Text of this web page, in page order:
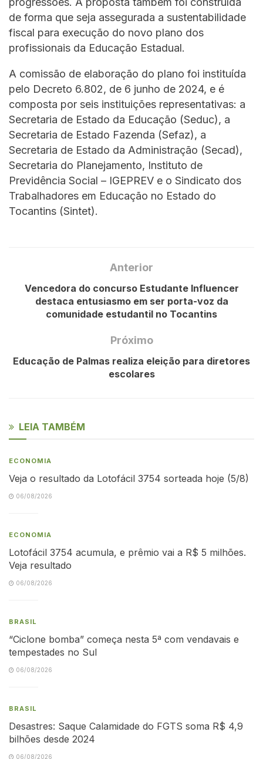
de forma que seja assegurada a sustentabilidade
fiscal para execução do novo plano dos
profissionais da Educação Estadual.
A comissão de elaboração do plano foi instituída
pelo Decreto 6.802, de 6 junho de 2024, e é
composta por seis instituições representativas: a
Secretaria de Estado da Educação (Seduc), a
Secretaria de Estado Fazenda (Sefaz), a
Secretaria de Estado da Administração (Secad),
Secretaria do Planejamento, Instituto de
Previdência Social – IGEPREV e o Sindicato dos
Trabalhadores em Educação no Estado do
Tocantins (Sintet).
Anterior
Vencedora do concurso Estudante Influencer
destaca entusiasmo em ser porta-voz da
comunidade estudantil no Tocantins
Próximo
Educação de Palmas realiza eleição para diretores
escolares
LEIA TAMBÉM
ECONOMIA
Veja o resultado da Lotofácil 3754 sorteada hoje (5/8)
06/08/2026
ECONOMIA
Lotofácil 3754 acumula, e prêmio vai a R$ 5 milhões.
Veja resultado
06/08/2026
BRASIL
“Ciclone bomba” começa nesta 5ª com vendavais e
tempestades no Sul
06/08/2026
BRASIL
Desastres: Saque Calamidade do FGTS soma R$ 4,9
bilhões desde 2024
06/08/2026